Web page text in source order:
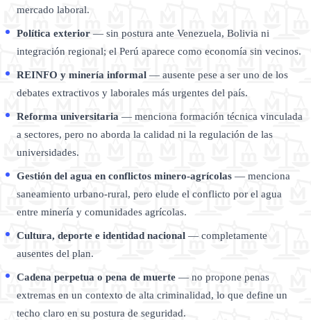
mercado laboral.
Política exterior— sin postura ante Venezuela, Bolivia ni
integración regional; el Perú aparece como economía sin vecinos.
REINFO y minería informal — ausente pese a ser uno de los
debates extractivos y laborales más urgentes del país.
Reforma universitaria — menciona formación técnica vinculada
a sectores, pero no aborda la calidad ni la regulación de las
universidades.
Gestión del agua en conflictos minero-agrícolas — menciona
saneamiento urbano-rural, pero elude el conflicto por el agua
entre minería y comunidades agrícolas.
Cultura, deporte e identidad nacional — completamente
ausentes del plan.
Cadena perpetua o pena de muerte — no propone penas
extremas en un contexto de alta criminalidad, lo que define un
techo claro en su postura de seguridad.